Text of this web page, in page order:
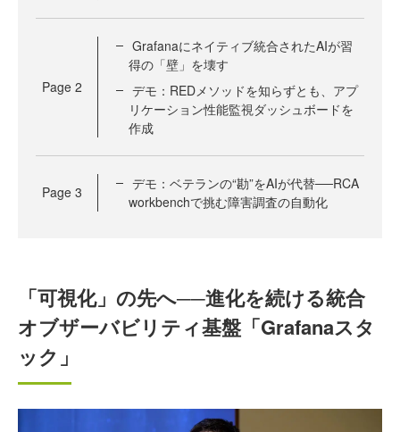
Page 2
Grafanaにネイティブ統合されたAIが習
得の「壁」を壊す
デモ：REDメソッドを知らずとも、アプ
リケーション性能監視ダッシュボードを
作成
Page 3
デモ：ベテランの“勘”をAIが代替──RCA
workbenchで挑む障害調査の自動化
「可視化」の先へ──進化を続ける統合
オブザーバビリティ基盤「Grafanaスタ
ック」